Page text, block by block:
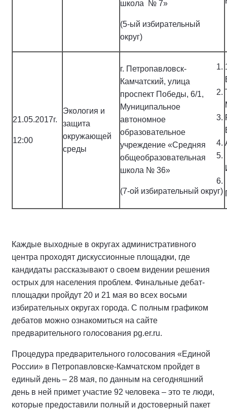
школа № 7»
(5-ый избирательный
округ)
21.05.2017г.
12:00
Экология и
защита
окружающей
среды
г. Петропавловск-
Камчатский, улица
проспект Победы, 6/1,
Муниципальное
автономное
образовательное
учреждение «Средняя
общеобразовательная
школа № 36»
(7-ой избирательный округ)
Каждые выходные в округах административного
центра проходят дискуссионные площадки, где
кандидаты рассказывают о своем видении решения
острых для населения проблем. Финальные дебат-
площадки пройдут 20 и 21 мая во всех восьми
избирательных округах города. С полным графиком
дебатов можно ознакомиться на сайте
предварительного голосования pg.er.ru.
Процедура предварительного голосования «Единой
России» в Петропавловске-Камчатском пройдет в
единый день – 28 мая, по данным на сегодняшний
день в ней примет участие 92 человека – это те люди,
которые предоставили полный и достоверный пакет